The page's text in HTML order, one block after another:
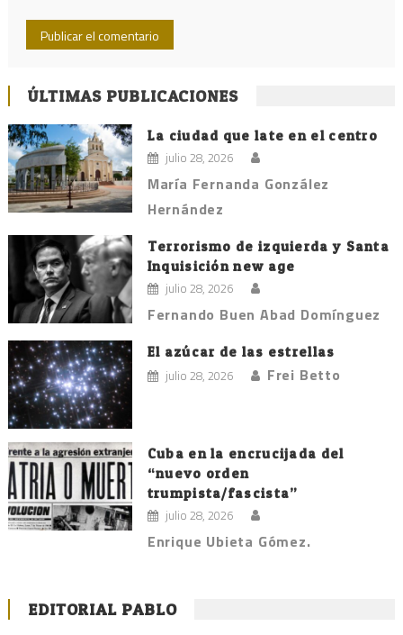
ÚLTIMAS PUBLICACIONES
La ciudad que late en el centro
julio 28, 2026
María Fernanda González
Hernández
Terrorismo de izquierda y Santa
Inquisición new age
julio 28, 2026
Fernando Buen Abad Domínguez
El azúcar de las estrellas
julio 28, 2026 Frei Betto
Cuba en la encrucijada del
“nuevo orden
trumpista/fascista”
julio 28, 2026
Enrique Ubieta Gómez.
EDITORIAL PABLO